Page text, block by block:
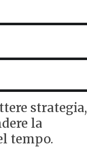
strategia,
la
tempo.